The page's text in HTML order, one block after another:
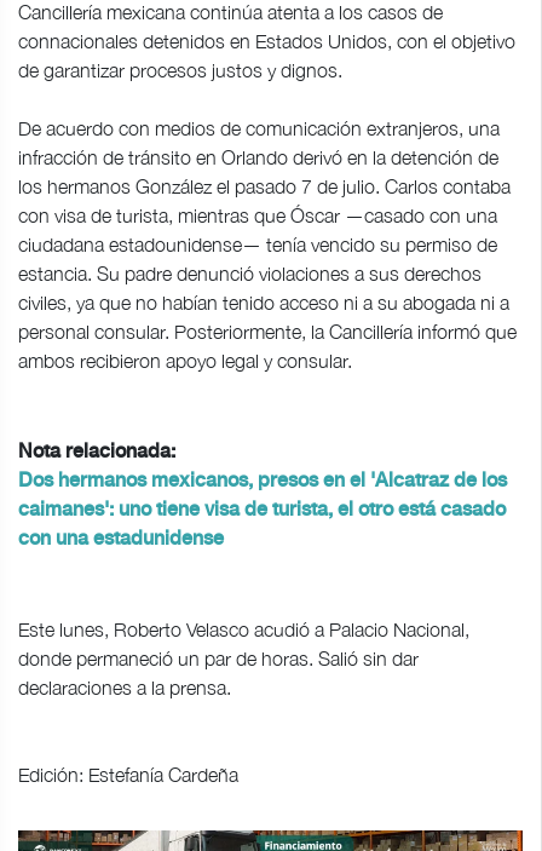
Cancillería mexicana continúa atenta a los casos de
connacionales detenidos en Estados Unidos, con el objetivo
de garantizar procesos justos y dignos.
De acuerdo con medios de comunicación extranjeros, una
infracción de tránsito en Orlando derivó en la detención de
los hermanos González el pasado 7 de julio. Carlos contaba
con visa de turista, mientras que Óscar —casado con una
ciudadana estadounidense— tenía vencido su permiso de
estancia. Su padre denunció violaciones a sus derechos
civiles, ya que no habían tenido acceso ni a su abogada ni a
personal consular. Posteriormente, la Cancillería informó que
ambos recibieron apoyo legal y consular.
Nota relacionada:
Dos hermanos mexicanos, presos en el 'Alcatraz de los
caimanes': uno tiene visa de turista, el otro está casado
con una estadunidense
Este lunes, Roberto Velasco acudió a Palacio Nacional,
donde permaneció un par de horas. Salió sin dar
declaraciones a la prensa.
Edición: Estefanía Cardeña